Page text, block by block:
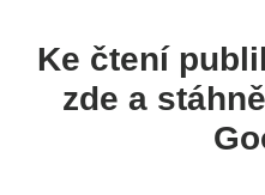
Ke čtení
zde a